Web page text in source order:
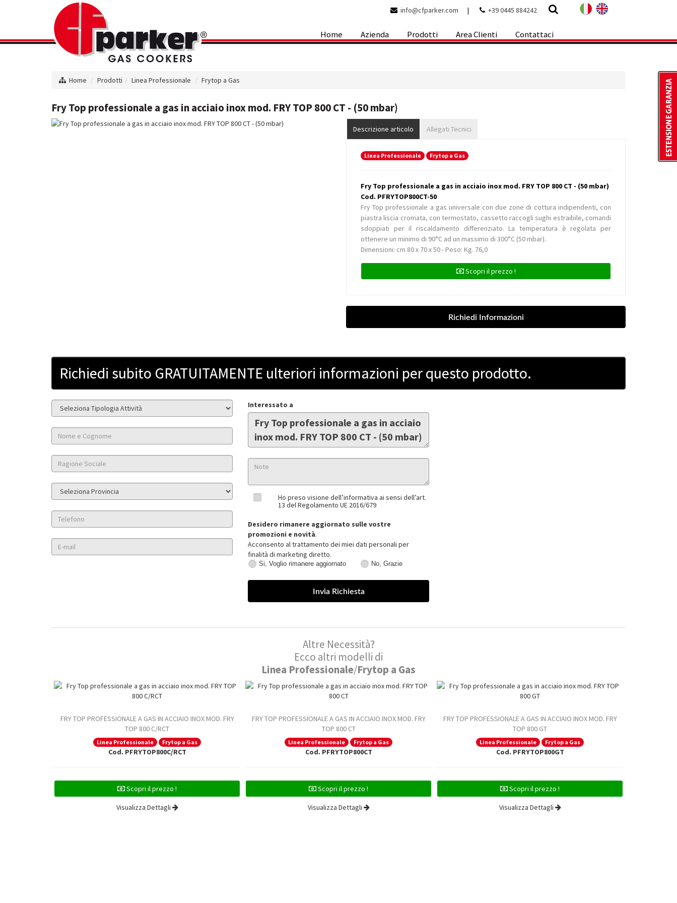
info@cfparker.com | +39 0445 884242
Home Azienda Prodotti Area Clienti Contattaci
Home Prodotti Linea Professionale Frytop a Gas
Fry Top professionale a gas in acciaio inox mod. FRY TOP 800 CT - (50 mbar)
Descrizione articolo Allegati Tecnici
Linea Professionale Frytop a Gas
Fry Top professionale a gas in acciaio inox mod. FRY TOP 800 CT - (50 mbar)
Cod. PFRYTOP800CT-50
Fry Top professionale a gas universale con due zone di cottura indipendenti, con
piastra liscia cromata, con termostato, cassetto raccogli sughi estraibile, comandi
sdoppiati per il riscaldamento differenziato. La temperatura è regolata per
ottenere un minimo di 90°C ad un massimo di 300°C (50 mbar).
Dimensioni: cm 80 x 70 x 50 - Peso: Kg. 76,0
Scopri il prezzo !
Richiedi subito GRATUITAMENTE ulteriori informazioni per questo prodotto.
Interessato a
Ho preso visione dell’informativa ai sensi dell’art.
13 del Regolamento UE 2016/679
Desidero rimanere aggiornato sulle vostre
promozioni e novità.
Acconsento al trattamento dei miei dati personali per
finalità di marketing diretto.
Voglio
Si, Voglio rimanere aggiornato
Grazie
No, Grazie
Altre Necessità?
Ecco altri modelli di
Linea Professionale/Frytop a Gas
FRY TOP PROFESSIONALE A GAS IN ACCIAIO INOX MOD. FRY
TOP 800 C/RCT
Linea Professionale Frytop a Gas
Cod. PFRYTOP800C/RCT
Scopri il prezzo !
Visualizza Dettagli
FRY TOP PROFESSIONALE A GAS IN ACCIAIO INOX MOD. FRY
TOP 800 CT
Linea Professionale Frytop a Gas
Cod. PFRYTOP800CT
Scopri il prezzo !
Visualizza Dettagli
FRY TOP PROFESSIONALE A GAS IN ACCIAIO INOX MOD. FRY
TOP 800 GT
Linea Professionale Frytop a Gas
Cod. PFRYTOP800GT
Scopri il prezzo !
Visualizza Dettagli